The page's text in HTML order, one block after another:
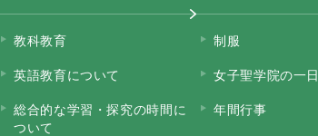
教科教育
英語教育について
総合的な学習・探究の時間に
ついて
制服
女子聖学院の一日
年間行事